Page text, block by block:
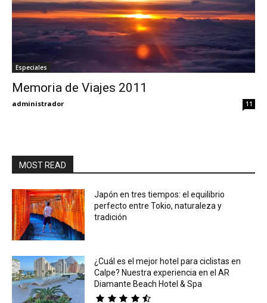
My
Especiales
Memoria de Viajes 2011
administrador 11
MOST READ
Japón en tres tiempos: el equilibrio
perfecto entre Tokio, naturaleza y
tradición
¿Cuál es el mejor hotel para ciclistas en
Calpe? Nuestra experiencia en el AR
Diamante Beach Hotel & Spa